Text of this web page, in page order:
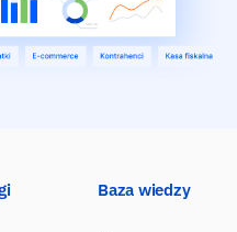
Baza wiedzy